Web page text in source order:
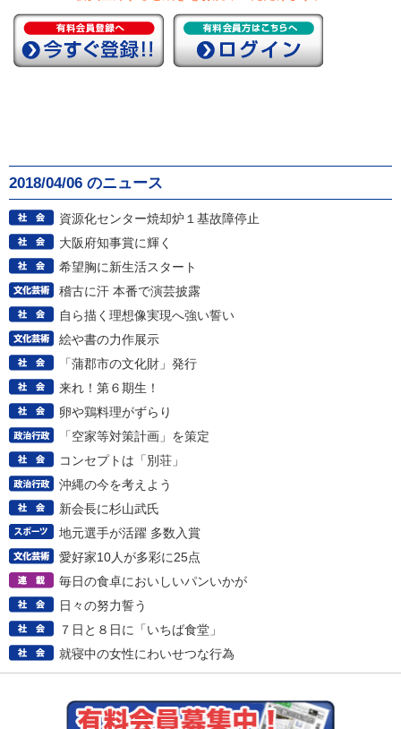
2018/04/06 のニュース
資源化センター焼却炉１基故障停止
大阪府知事賞に輝く
希望胸に新生活スタート
稽古に汗 本番で演芸披露
自ら描く理想像実現へ強い誓い
絵や書の力作展示
「蒲郡市の文化財」発行
来れ！第６期生！
卵や鶏料理がずらり
「空家等対策計画」を策定
コンセプトは「別荘」
沖縄の今を考えよう
新会長に杉山武氏
地元選手が活躍 多数入賞
愛好家10人が多彩に25点
毎日の食卓においしいパンいかが
日々の努力誓う
７日と８日に「いちば食堂」
就寝中の女性にわいせつな行為